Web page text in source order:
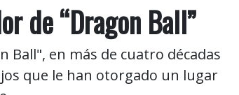
de “Dragon Ball”
Ball", en más de cuatro décadas
que le han otorgado un lugar